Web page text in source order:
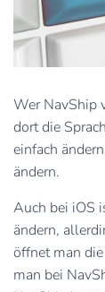
Wer NavShip
dort die
einfach
ändern.
Auch bei iOS
ändern,
öffnet man
man bei